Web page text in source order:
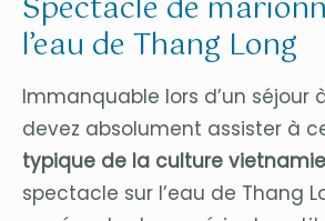
Spectacle de
l’eau de Thang Long
Immanquable lors d’un séjour
devez absolument assister à
typique de la culture
spectacle sur l’eau de Thang